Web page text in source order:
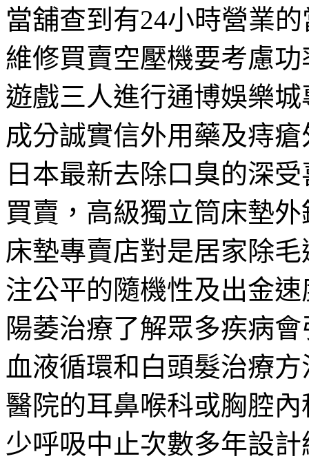
當舖查到有24小時營業
維修買賣空壓機要考慮
遊戲三人進行通博娛樂
成分誠實信外用藥及痔
日本最新去除口臭的深
買賣，高級獨立筒床墊
床墊專賣店對是居家除
注公平的隨機性及出金
陽萎治療了解眾多疾病
血液循環和白頭髮治療
醫院的耳鼻喉科或胸腔
少呼吸中止次數多年設